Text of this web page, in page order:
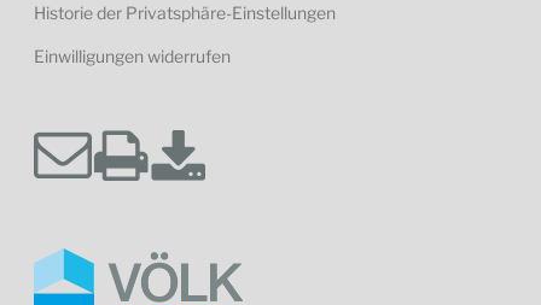
Historie der Privatsphäre-Einstellungen
Einwilligungen widerrufen